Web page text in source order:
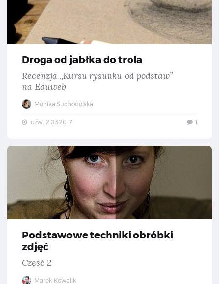
Droga od jabłka do trola
Recenzja „Kursu rysunku od podstaw”
na Eduweb
Monika Suchodolska
czw., 2.03.2017 1
Podstawowe techniki obróbki
zdjęć
Część 2
Marek Kowalik